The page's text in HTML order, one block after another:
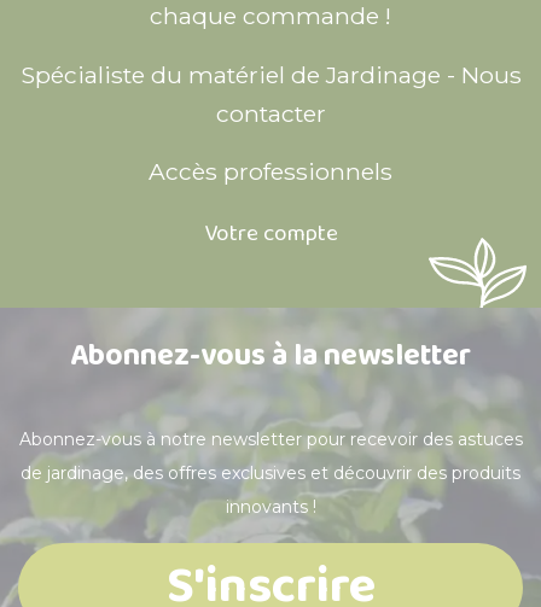
chaque commande !
Spécialiste du matériel de Jardinage - Nous
contacter
Accès professionnels
Votre compte
Abonnez-vous à la newsletter
Abonnez-vous à notre newsletter pour recevoir des astuces
de jardinage, des offres exclusives et découvrir des produits
innovants !
S'inscrire